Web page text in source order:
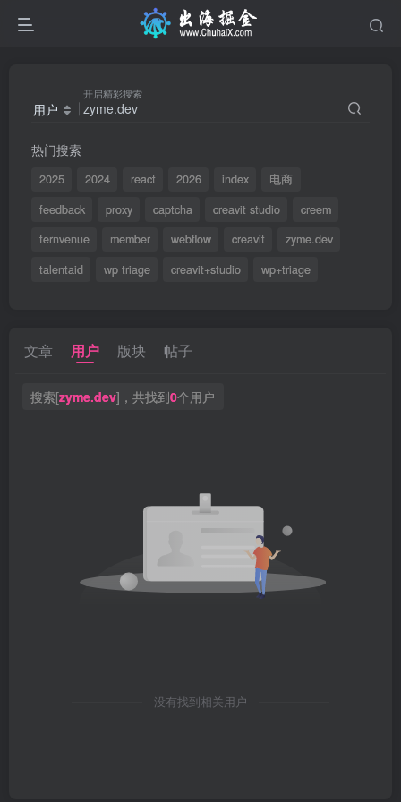
用户
开启精彩搜索
热门搜索
2025 2024 react 2026 index
电商
feedback
proxy captcha creavit studio
creem
fernvenue
member webflow creavit
zyme.dev
talentaid
wp triage creavit+studio wp+triage
文章 用户 版块 帖子
搜索[zyme.dev]，共找到0个用户
没有找到相关用户